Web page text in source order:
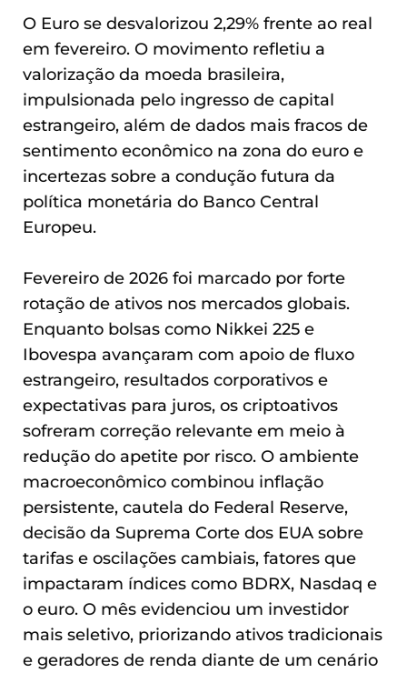
O Euro se desvalorizou 2,29% frente ao real
em fevereiro. O movimento refletiu a
valorização da moeda brasileira,
impulsionada pelo ingresso de capital
estrangeiro, além de dados mais fracos de
sentimento econômico na zona do euro e
incertezas sobre a condução futura da
política monetária do Banco Central
Europeu.
Fevereiro de 2026 foi marcado por forte
rotação de ativos nos mercados globais.
Enquanto bolsas como Nikkei 225 e
Ibovespa avançaram com apoio de fluxo
estrangeiro, resultados corporativos e
expectativas para juros, os criptoativos
sofreram correção relevante em meio à
redução do apetite por risco. O ambiente
macroeconômico combinou inflação
persistente, cautela do Federal Reserve,
decisão da Suprema Corte dos EUA sobre
tarifas e oscilações cambiais, fatores que
impactaram índices como BDRX, Nasdaq e
o euro. O mês evidenciou um investidor
mais seletivo, priorizando ativos tradicionais
e geradores de renda diante de um cenário